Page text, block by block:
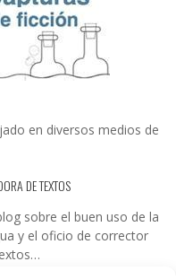
en diversos medios de
DE TEXTOS
sobre el buen uso de la
y el oficio de corrector